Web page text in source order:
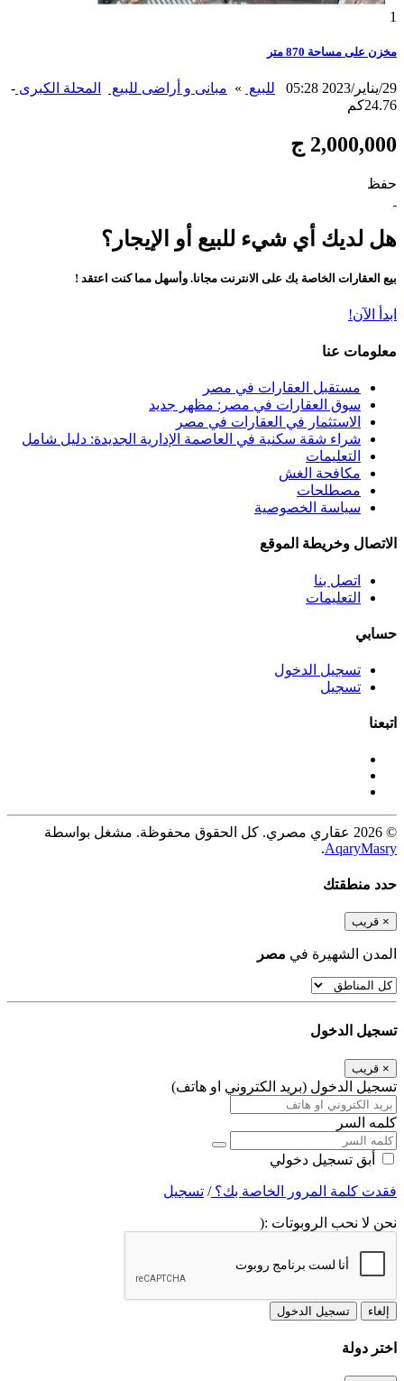
1
مخزن على مساحة 870 متر
29/يناير/2023 05:28 للبيع » مبانى و أراضى للبيع المحلة الكبرى -
24.76كم
2,000,000 ج
حفظ
هل لديك أي شيء للبيع أو الإيجار؟
بيع العقارات الخاصة بك على الانترنت مجانا. وأسهل مما كنت اعتقد !
ابدأ الآن!
معلومات عنا
مستقبل العقارات في مصر
سوق العقارات في مصر: مظهر جديد
الاستثمار في العقارات في مصر
شراء شقة سكنية في العاصمة الإدارية الجديدة: دليل شامل
التعليمات
مكافحة الغش
مصطلحات
سياسة الخصوصية
الاتصال وخريطة الموقع
اتصل بنا
التعليمات
حسابي
تسجيل الدخول
تسجيل
اتبعنا
© 2026 عقاري مصري. كل الحقوق محفوظة. مشغل بواسطة
AqaryMasry
.
حدد منطقتك
× قريب
المدن الشهيرة في مصر
تسجيل الدخول
× قريب
تسجيل الدخول (بريد الكتروني او هاتف)
كلمه السر
أبق تسجيل دخولي
فقدت كلمة المرور الخاصة بك؟/ تسجيل
نحن لا نحب الروبوتات :(
إلغاء تسجيل الدخول
اختر دولة